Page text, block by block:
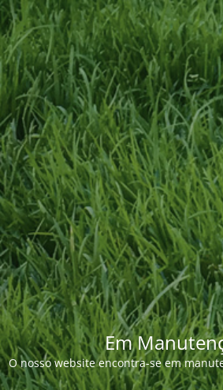
Em
O nosso website encontra-se em